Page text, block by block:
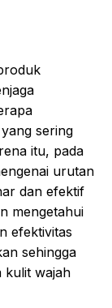
sering
itu, pada
urutan
dan efektif
mengetahui
efektivitas
sehingga
kulit wajah